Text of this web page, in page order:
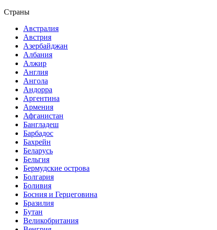
Страны
Австралия
Австрия
Азербайджан
Албания
Алжир
Англия
Ангола
Андорра
Аргентина
Армения
Афганистан
Бангладеш
Барбадос
Бахрейн
Беларусь
Бельгия
Бермудские острова
Болгария
Боливия
Босния и Герцеговина
Бразилия
Бутан
Великобритания